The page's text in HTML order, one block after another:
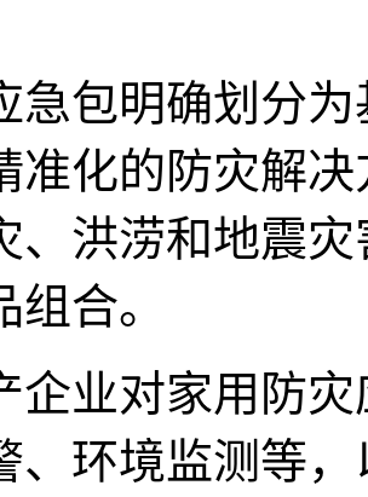
急包明确划分
准化的防灾解
、洪涝和地震
合。
企业对家用防
、环境监测等